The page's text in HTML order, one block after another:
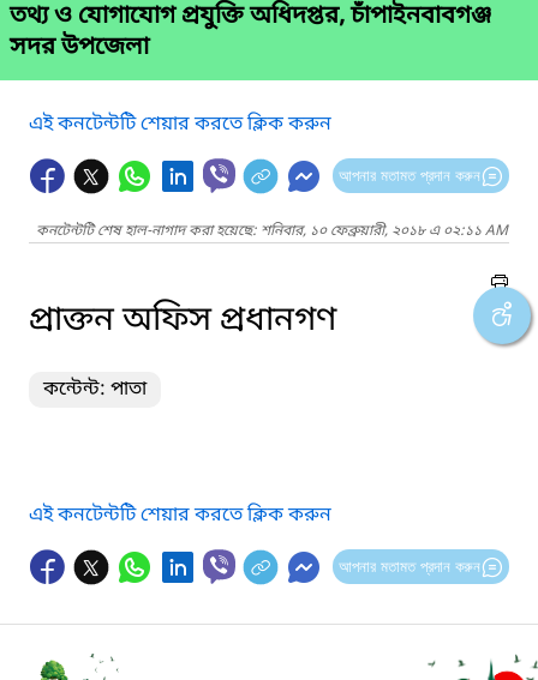
তথ্য ও যোগাযোগ প্রযুক্তি অধিদপ্তর, চাঁপাইনবাবগঞ্জ
সদর উপজেলা
এই কনটেন্টটি শেয়ার করতে ক্লিক করুন
আপনার মতামত প্রদান করুন
কনটেন্টটি শেষ হাল-নাগাদ করা হয়েছে: শনিবার, ১০ ফেব্রুয়ারী, ২০১৮ এ ০২:১১ AM
প্রাক্তন অফিস প্রধানগণ
কন্টেন্ট: পাতা
এই কনটেন্টটি শেয়ার করতে ক্লিক করুন
আপনার মতামত প্রদান করুন